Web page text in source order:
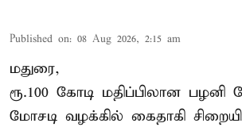
Published on: 08 Aug 2026, 2:15 am
மதுரை,
ரூ.100 கோடி மதிப்பிலான பழனி
மோசடி வழக்கில் கைதாகி